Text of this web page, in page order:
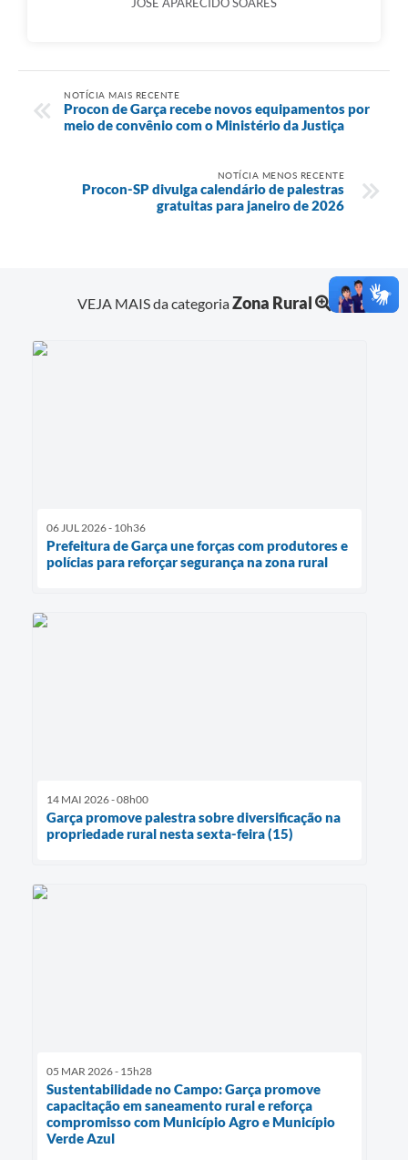
NOTÍCIA MAIS RECENTE
Procon de Garça recebe novos equipamentos por
meio de convênio com o Ministério da Justiça
NOTÍCIA MENOS RECENTE
Procon-SP divulga calendário de palestras
gratuitas para janeiro de 2026
VEJA MAIS da categoriaZona Rural
06 JUL 2026 - 10h36
Prefeitura de Garça une forças com produtores e
polícias para reforçar segurança na zona rural
14 MAI 2026 - 08h00
Garça promove palestra sobre diversificação na
propriedade rural nesta sexta-feira (15)
05 MAR 2026 - 15h28
Sustentabilidade no Campo: Garça promove
capacitação em saneamento rural e reforça
compromisso com Município Agro e Município
Verde Azul